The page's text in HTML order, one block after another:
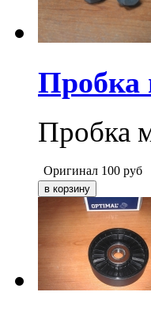
Пробка
Пробка
Оригинал 100 руб